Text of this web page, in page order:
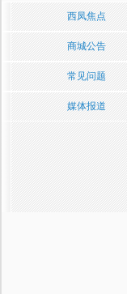
西凤焦点
商城公告
常见问题
媒体报道